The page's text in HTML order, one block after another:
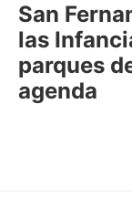
San
las
parques
agenda